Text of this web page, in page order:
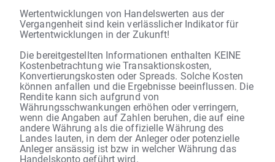
Wertentwicklungen von Handelswerten aus der
Vergangenheit sind kein verlässlicher Indikator für
Wertentwicklungen in der Zukunft!
Die bereitgestellten Informationen enthalten KEINE
Kostenbetrachtung wie Transaktionskosten,
Konvertierungskosten oder Spreads. Solche Kosten
können anfallen und die Ergebnisse beeinflussen. Die
Rendite kann sich aufgrund von
Währungsschwankungen erhöhen oder verringern,
wenn die Angaben auf Zahlen beruhen, die auf eine
andere Währung als die offizielle Währung des
Landes lauten, in dem der Anleger oder potenzielle
Anleger ansässig ist bzw in welcher Währung das
Handelskonto geführt wird.